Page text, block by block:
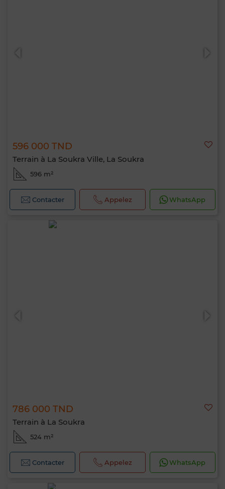
596 000 TND
Terrain à La Soukra Ville, La Soukra
596 m²
Contacter Appelez WhatsApp
786 000 TND
Terrain à La Soukra
524 m²
Contacter Appelez WhatsApp